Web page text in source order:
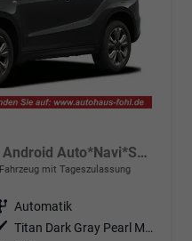
GL+ Comfort 1.4 MHEV AT Android Auto*Navi*SHZ*ACC*Kamera*Klimauto*LED*PrivacyGlas
Fahrzeug mit Tageszulassung
Getriebe Automatik
Außenfarbe
Titan Dark Gray Pearl Metallic (ZZZ)